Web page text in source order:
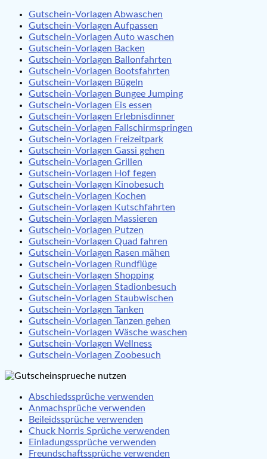
Gutschein-Vorlagen Abwaschen
Gutschein-Vorlagen Aufpassen
Gutschein-Vorlagen Auto waschen
Gutschein-Vorlagen Backen
Gutschein-Vorlagen Ballonfahrten
Gutschein-Vorlagen Bootsfahrten
Gutschein-Vorlagen Bügeln
Gutschein-Vorlagen Bungee Jumping
Gutschein-Vorlagen Eis essen
Gutschein-Vorlagen Erlebnisdinner
Gutschein-Vorlagen Fallschirmspringen
Gutschein-Vorlagen Freizeitpark
Gutschein-Vorlagen Gassi gehen
Gutschein-Vorlagen Grillen
Gutschein-Vorlagen Hof fegen
Gutschein-Vorlagen Kinobesuch
Gutschein-Vorlagen Kochen
Gutschein-Vorlagen Kutschfahrten
Gutschein-Vorlagen Massieren
Gutschein-Vorlagen Putzen
Gutschein-Vorlagen Quad fahren
Gutschein-Vorlagen Rasen mähen
Gutschein-Vorlagen Rundflüge
Gutschein-Vorlagen Shopping
Gutschein-Vorlagen Stadionbesuch
Gutschein-Vorlagen Staubwischen
Gutschein-Vorlagen Tanken
Gutschein-Vorlagen Tanzen gehen
Gutschein-Vorlagen Wäsche waschen
Gutschein-Vorlagen Wellness
Gutschein-Vorlagen Zoobesuch
Abschiedssprüche verwenden
Anmachsprüche verwenden
Beileidssprüche verwenden
Chuck Norris Sprüche verwenden
Einladungssprüche verwenden
Freundschaftssprüche verwenden